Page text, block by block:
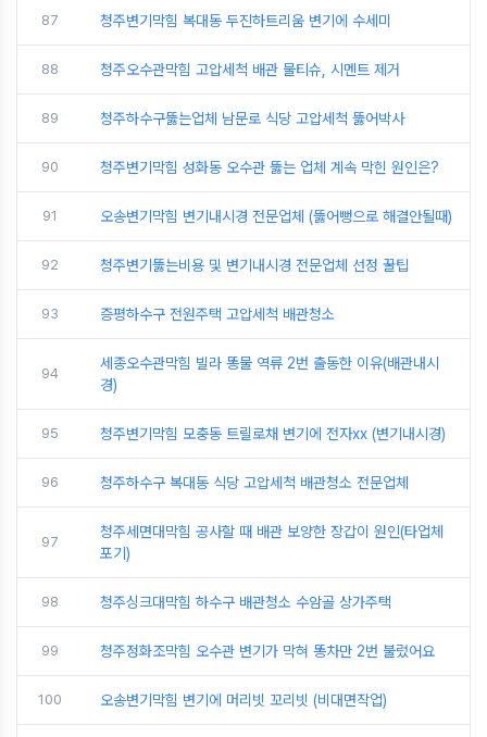
87 청주변기막힘 복대동 두진하트리움 변기에 수세미
88 청주오수관막힘 고압세척 배관 물티슈, 시멘트 제거
89 청주하수구뚫는업체 남문로 식당 고압세척 뚫어박사
90 청주변기막힘 성화동 오수관 뚫는 업체 계속 막힌 원인은?
91 오송변기막힘 변기내시경 전문업체 (뚫어뻥으로 해결안될때)
92 청주변기뚫는비용 및 변기내시경 전문업체 선정 꿀팁
93 증평하수구 전원주택 고압세척 배관청소
94
세종오수관막힘 빌라 똥물 역류 2번 출동한 이유(배관내시
경)
95 청주변기막힘 모충동 트릴로채 변기에 전자xx (변기내시경)
96 청주하수구 복대동 식당 고압세척 배관청소 전문업체
97
청주세면대막힘 공사할 때 배관 보양한 장갑이 원인(타업체
포기)
98 청주싱크대막힘 하수구 배관청소 수암골 상가주택
99 청주정화조막힘 오수관 변기가 막혀 똥차만 2번 불렀어요
100 오송변기막힘 변기에 머리빗 꼬리빗 (비대면작업)